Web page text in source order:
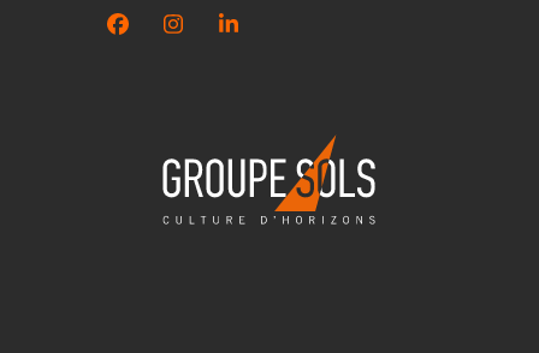
FacebookInstagramLinkedIn